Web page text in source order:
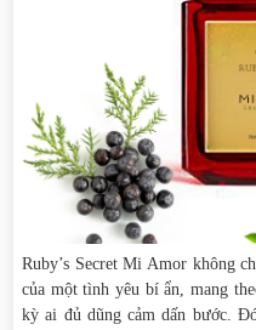
Ruby’s Secret Mi Amor không
của một tình yêu bí ẩn, mang
kỳ ai đủ dũng cảm dấn bước.